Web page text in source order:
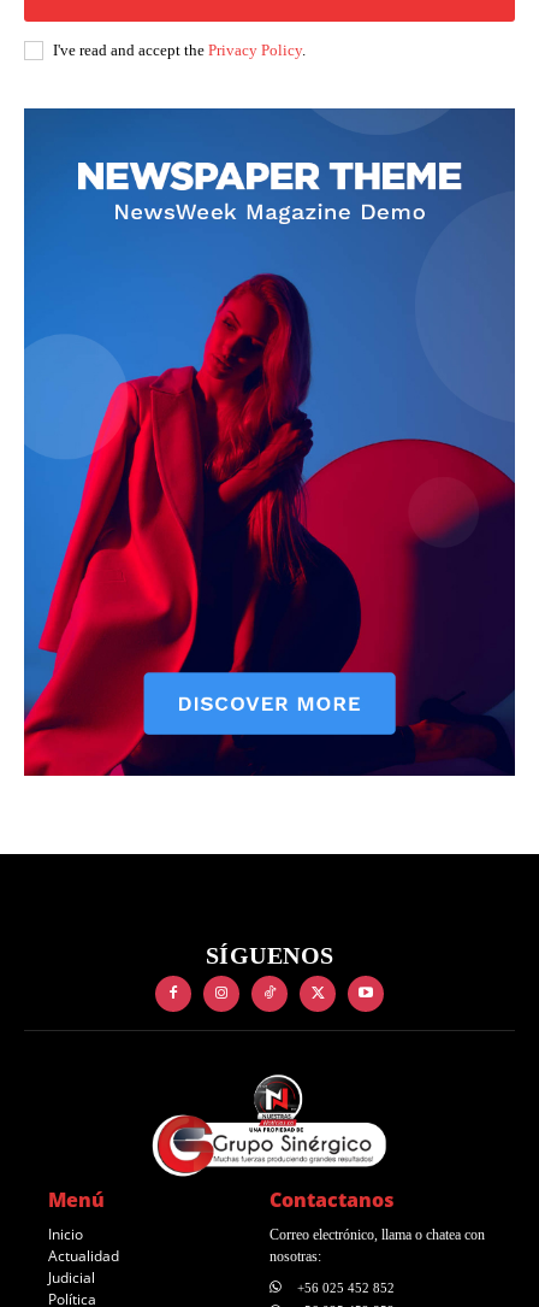
I've read and accept the Privacy Policy.
SÍGUENOS
Menú
Inicio
Actualidad
Judicial
Política
Contactanos
Correo electrónico, llama o chatea con
nosotras:
+56 025 452 852